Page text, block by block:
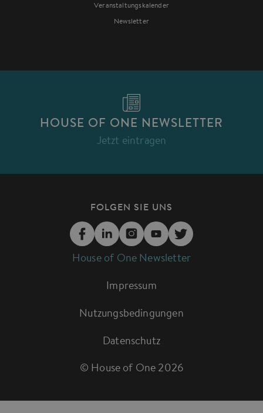
Veranstaltungskalender
Newsletter
HOUSE OF ONE NEWSLETTER
Jetzt eintragen
FOLGEN SIE UNS
House of One Newsletter
Impressum
Nutzungsbedingungen
Datenschutz
© House of One 2026